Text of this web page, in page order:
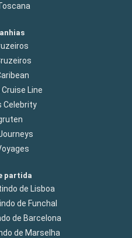
Line
Celebrity
partida
de Lisboa
de Funchal
de Barcelona
de Marselha